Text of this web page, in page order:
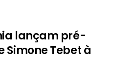
lançam pré-
Tebet à